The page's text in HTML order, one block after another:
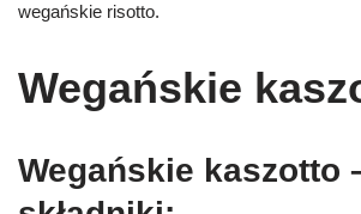
wegańskie risotto.
Wegańskie
Wegańskie kaszotto